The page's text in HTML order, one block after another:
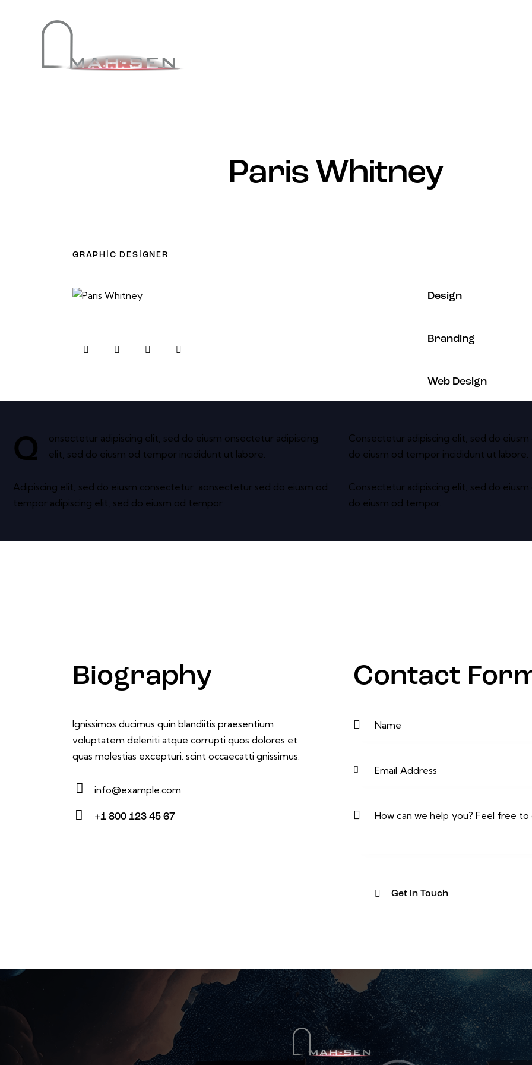
Paris Whitney
GRAPHIC DESIGNER
Design
Branding
Web Design
Q
onsectetur adipiscing elit, sed do eiusm onsectetur adipiscing
elit, sed do eiusm od tempor incididunt ut labore.
Adipiscing elit, sed do eiusm consectetur aonsectetur sed do eiusm od
tempor adipiscing elit, sed do eiusm od tempor.
Consectetur adipiscing elit, sed do
do eiusm od tempor incididunt ut labore.
Consectetur adipiscing elit, sed do
do eiusm od tempor.
Biography
Ignissimos ducimus quin blandiitis praesentium
voluptatem deleniti atque corrupti quos dolores et
quas molestias excepturi. scint occaecatti gnissimus.
E-
m
info@example.com
+1 800 123 45 67
Contact